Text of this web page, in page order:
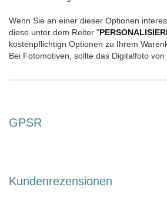
Wenn Sie an einer dieser Optionen
diese unter dem Reiter "
kostenpflichtign Optionen zu Ihrem
Bei Fotomotiven, sollte das Digitalfoto
GPSR
Kundenrezensionen